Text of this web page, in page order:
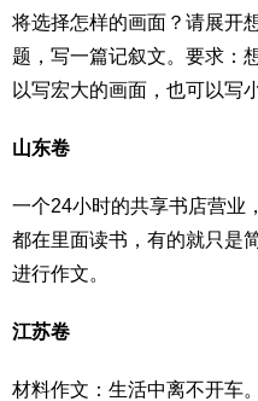
将选择怎样的画面？请展开
题，写一篇记叙文。要求：
以写宏大的画面，也可以写
山东卷
一个24小时的共享书店营业
都在里面读书，有的就只是
进行作文。
江苏卷
材料作文：生活中离不开车